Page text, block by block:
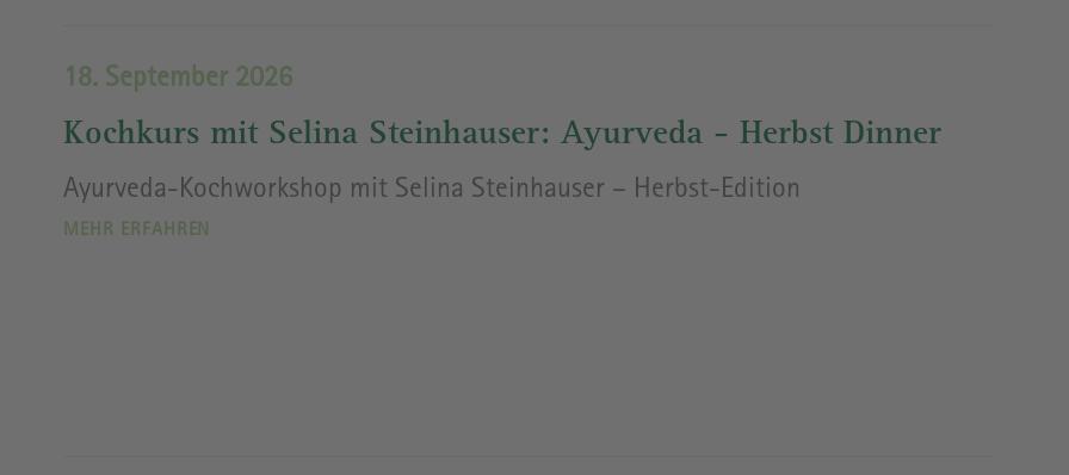
18. September 2026
Kochkurs mit Selina Steinhauser: Ayurveda - Herbst Dinner
Ayurveda-Kochworkshop mit Selina Steinhauser – Herbst-Edition
MEHR ERFAHREN